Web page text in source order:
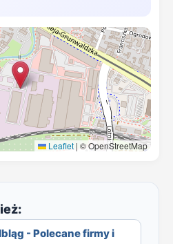
Leaflet | © OpenStreetMap
- Polecane firmy i